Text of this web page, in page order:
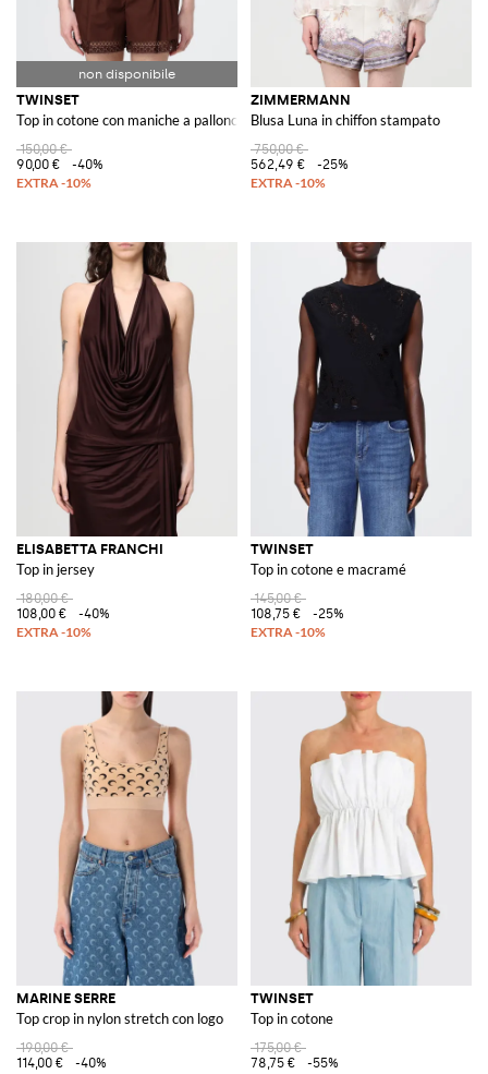
TWINSET
Top in cotone con maniche a palloncino
150,00 €
90,00 €
-40%
ZIMMERMANN
Blusa Luna in chiffon stampato
750,00 €
562,49 €
-25%
ELISABETTA FRANCHI
Top in jersey
180,00 €
108,00 €
-40%
TWINSET
Top in cotone e macramé
145,00 €
108,75 €
-25%
MARINE SERRE
Top crop in nylon stretch con logo
190,00 €
114,00 €
-40%
TWINSET
Top in cotone
175,00 €
78,75 €
-55%